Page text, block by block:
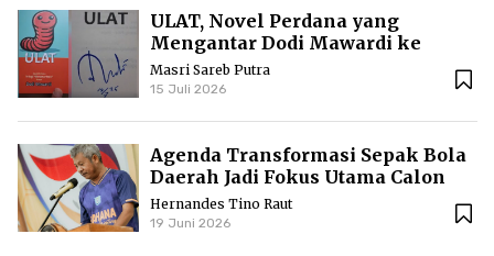
ULAT, Novel Perdana yang
Mengantar Dodi Mawardi ke
Puncak Karier Kepenulisan
Masri Sareb Putra
15 Juli 2026
Agenda Transformasi Sepak Bola
Daerah Jadi Fokus Utama Calon
Ketua Askab PSSI Ketapang
Hernandes Tino Raut
19 Juni 2026